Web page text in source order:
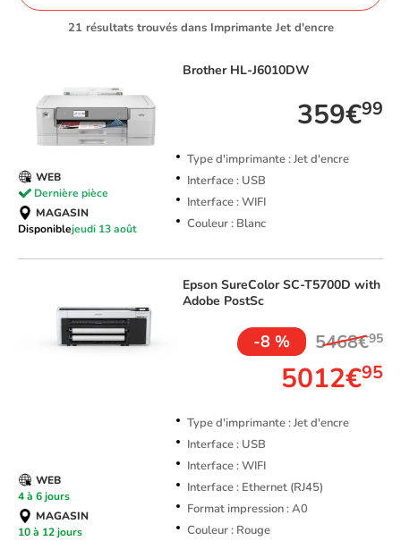
21 résultats trouvés dans Imprimante Jet d'encre
Brother HL-J6010DW
359€99
Type d'imprimante : Jet d'encre
Interface : USB
Interface : WIFI
Couleur : Blanc
WEB
Dernière pièce
MAGASIN
Disponiblejeudi 13 août
Epson SureColor SC-T5700D with
Adobe PostSc
-8 % 5468€95
5012€95
Type d'imprimante : Jet d'encre
Interface : USB
Interface : WIFI
Interface : Ethernet (RJ45)
Format impression : A0
Couleur : Rouge
WEB
4 à 6 jours
MAGASIN
10 à 12 jours